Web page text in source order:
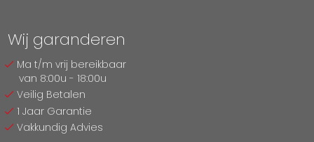
Wij garanderen
Ma t/m vrij bereikbaar
van 8:00u - 18:00u
Veilig Betalen
1 Jaar Garantie
Vakkundig Advies